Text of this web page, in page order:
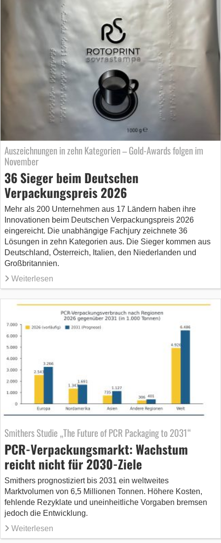
Auszeichnungen in zehn Kategorien – Gold-Awards folgen im
November
36 Sieger beim Deutschen
Verpackungspreis 2026
Mehr als 200 Unternehmen aus 17 Ländern haben ihre
Innovationen beim Deutschen Verpackungspreis 2026
eingereicht. Die unabhängige Fachjury zeichnete 36
Lösungen in zehn Kategorien aus. Die Sieger kommen aus
Deutschland, Österreich, Italien, den Niederlanden und
Großbritannien.
Weiterlesen
Smithers Studie „The Future of PCR Packaging to 2031“
PCR-Verpackungsmarkt: Wachstum
reicht nicht für 2030-Ziele
Smithers prognostiziert bis 2031 ein weltweites
Marktvolumen von 6,5 Millionen Tonnen. Höhere Kosten,
fehlende Rezyklate und uneinheitliche Vorgaben bremsen
jedoch die Entwicklung.
Weiterlesen